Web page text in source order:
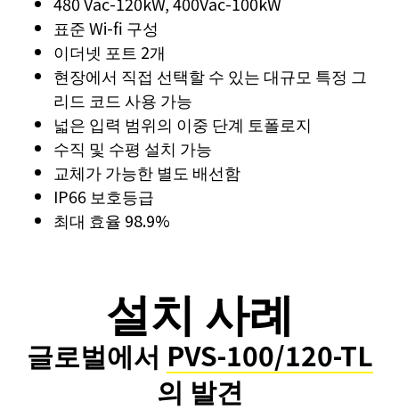
표준 Wi-fi 구성
이더넷 포트 2개
현장에서 직접 선택할 수 있는 대규모 특정 그
리드 코드 사용 가능
넓은 입력 범위의 이중 단계 토폴로지
수직 및 수평 설치 가능
교체가 가능한 별도 배선함
IP66 보호등급
최대 효율 98.9%
설치 사례
글로벌에서 PVS-100/120-TL
의 발견